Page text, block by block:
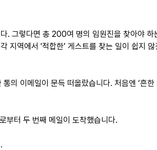
. 그렇다면 총 200여 명의 임원진을 찾아야 하
지역에서 '적합한’ 게스트를 찾는 일이 쉽지 않
의 이메일이 문득 떠올랐습니다. 처음엔 ‘흔
부터 두 번째 메일이 도착했습니다.